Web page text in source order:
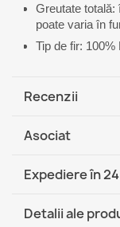
Greutate totală:
poate varia în
Tip de fir: 100%
Recenzii
Asociat
Expediere în
(COD)
Detalii ale